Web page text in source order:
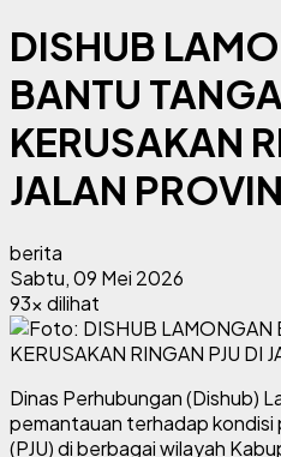
DISHUB
BANTU
KERUSAKAN
JALAN
berita
Sabtu, 09 Mei 2026
93x dilihat
Dinas Perhubungan (Dishub)
pemantauan terhadap kondisi
(PJU) di berbagai wilayah